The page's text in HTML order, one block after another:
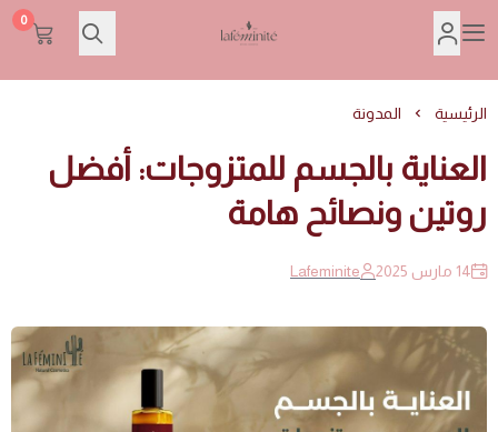
Lafeminite | لافمنيت
0
الرئيسية المدونة
العناية بالجسم للمتزوجات: أفضل
روتين ونصائح هامة
14 مارس 2025 Lafeminite